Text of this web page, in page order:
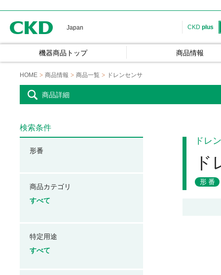
Japan CKD plus
機器商品トップ 商品情報
HOME 商品情報 商品一覧 ドレンセンサ
商品詳細
ドレ
ド
形番
検索条件
形番
商品カテゴリ
すべて
特定用途
すべて